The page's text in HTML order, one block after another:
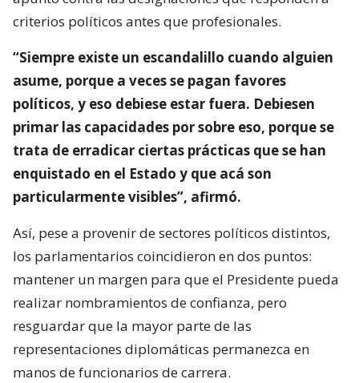
criterios políticos antes que profesionales.
“Siempre existe un escandalillo cuando alguien
asume, porque a veces se pagan favores
políticos, y eso debiese estar fuera. Debiesen
primar las capacidades por sobre eso, porque se
trata de erradicar ciertas prácticas que se han
enquistado en el Estado y que acá son
particularmente visibles”, afirmó.
Así, pese a provenir de sectores políticos distintos,
los parlamentarios coincidieron en dos puntos:
mantener un margen para que el Presidente pueda
realizar nombramientos de confianza, pero
resguardar que la mayor parte de las
representaciones diplomáticas permanezca en
manos de funcionarios de carrera.